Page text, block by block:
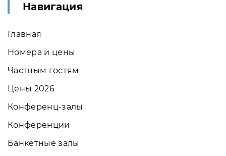
Навигация
Главная
Номера и цены
Частным гостям
Цены 2026
Конференц-залы
Конференции
Банкетные залы